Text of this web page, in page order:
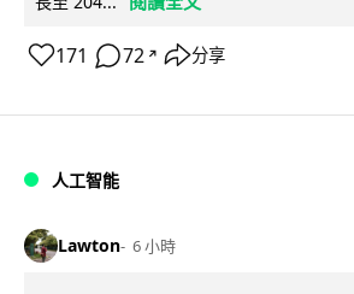
171 72 ↗ 分享
人工智能
Lawton 6 小時